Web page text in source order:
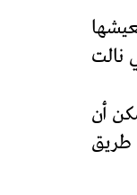
نالت
أن
طريق